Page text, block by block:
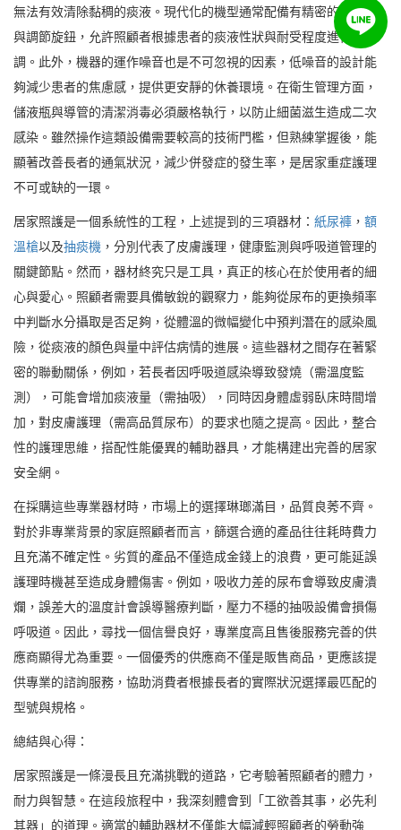
無法有效清除黏稠的痰液。現代化的機型通常配備有精密的壓力表
與調節旋鈕，允許照顧者根據患者的痰液性狀與耐受程度進行微
調。此外，機器的運作噪音也是不可忽視的因素，低噪音的設計能
夠減少患者的焦慮感，提供更安靜的休養環境。在衛生管理方面，
儲液瓶與導管的清潔消毒必須嚴格執行，以防止細菌滋生造成二次
感染。雖然操作這類設備需要較高的技術門檻，但熟練掌握後，能
顯著改善長者的通氣狀況，減少併發症的發生率，是居家重症護理
不可或缺的一環。
居家照護是一個系統性的工程，上述提到的三項器材： 紙尿褲 ， 額
溫槍以及抽痰機 ，分別代表了皮膚護理，健康監測與呼吸道管理的
關鍵節點。然而，器材終究只是工具，真正的核心在於使用者的細
心與愛心。照顧者需要具備敏銳的觀察力，能夠從尿布的更換頻率
中判斷水分攝取是否足夠，從體溫的微幅變化中預判潛在的感染風
險，從痰液的顏色與量中評估病情的進展。這些器材之間存在著緊
密的聯動關係，例如，若長者因呼吸道感染導致發燒（需溫度監
測），可能會增加痰液量（需抽吸），同時因身體虛弱臥床時間增
加，對皮膚護理（需高品質尿布）的要求也隨之提高。因此，整合
性的護理思維，搭配性能優異的輔助器具，才能構建出完善的居家
安全網。
在採購這些專業器材時，市場上的選擇琳瑯滿目，品質良莠不齊。
對於非專業背景的家庭照顧者而言，篩選合適的產品往往耗時費力
且充滿不確定性。劣質的產品不僅造成金錢上的浪費，更可能延誤
護理時機甚至造成身體傷害。例如，吸收力差的尿布會導致皮膚潰
爛，誤差大的溫度計會誤導醫療判斷，壓力不穩的抽吸設備會損傷
呼吸道。因此，尋找一個信譽良好，專業度高且售後服務完善的供
應商顯得尤為重要。一個優秀的供應商不僅是販售商品，更應該提
供專業的諮詢服務，協助消費者根據長者的實際狀況選擇最匹配的
型號與規格。
總結與心得：
居家照護是一條漫長且充滿挑戰的道路，它考驗著照顧者的體力，
耐力與智慧。在這段旅程中，我深刻體會到「工欲善其事，必先利
其器」的道理。適當的輔助器材不僅能大幅減輕照顧者的勞動強